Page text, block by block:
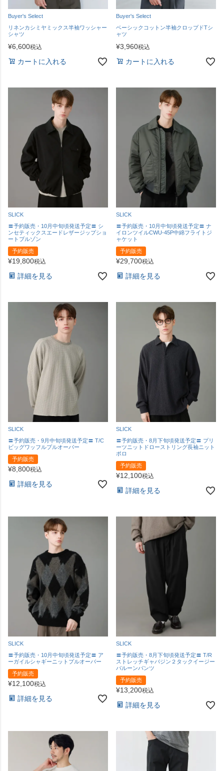
Buyer's Select
リネンカシミヤミックス半袖ワッシャー
シャツ
¥6,600税込
カートに入れる
Buyer's Select
ベーシックコットン半袖クロップドTシ
ャツ
¥3,960税込
カートに入れる
SLICK
〓予約販売・10月中旬頃発送予定〓 シ
ンセティックスエードレザージップショ
ートブルゾン
予約販売
¥19,800税込
詳細を見る
SLICK
〓予約販売・10月中旬頃発送予定〓 ナ
イロンツイルCWU-45P中綿フライトジ
ャケット
予約販売
¥29,700税込
詳細を見る
SLICK
〓予約販売・9月中旬頃発送予定〓 T/C
ビッグワッフルプルオーバー
予約販売
¥8,800税込
詳細を見る
SLICK
〓予約販売・8月下旬頃発送予定〓 プリ
ーツニットドローストリング長袖ニット
ポロ
予約販売
¥12,100税込
詳細を見る
SLICK
〓予約販売・10月中旬頃発送予定〓 ア
ーガイルシャギーニットプルオーバー
予約販売
¥12,100税込
詳細を見る
SLICK
〓予約販売・8月下旬頃発送予定〓 T/R
ストレッチギャバジン２タックイージー
バルーンパンツ
予約販売
¥13,200税込
詳細を見る